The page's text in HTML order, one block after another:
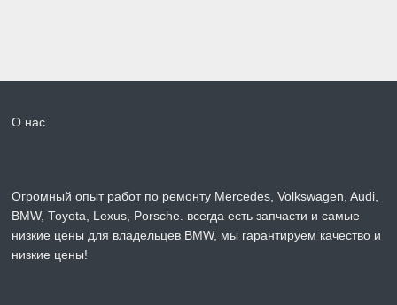
О нас
Огромный опыт работ по ремонту Mercedes, Volkswagen, Audi,
BMW, Toyota, Lexus, Porsche. всегда есть запчасти и самые
низкие цены для владельцев BMW, мы гарантируем качество и
низкие цены!